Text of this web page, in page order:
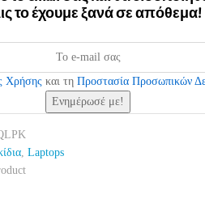
το έχουμε ξανά σε απόθεμα!
Χρήσης και τη Προστασία Προσωπικών
Ενημέρωσέ με!
, Laptops